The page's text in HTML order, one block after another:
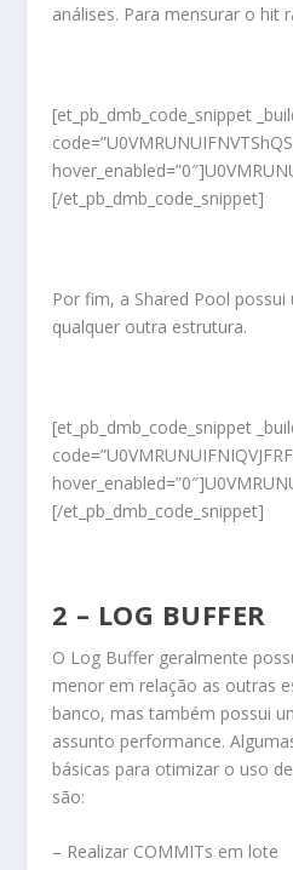
análises. Para mensurar o hit
[et_pb_dmb_code_snippet
[/et_pb_dmb_code_snippet]
Por fim, a Shared Pool
qualquer outra estrutura.
[et_pb_dmb_code_snippet
[/et_pb_dmb_code_snippet]
2 – LOG BUFFER
O Log Buffer geralmente
menor em relação as outras
banco, mas também possui
assunto performance.
básicas para otimizar o uso
são:
– Realizar COMMITs em lote